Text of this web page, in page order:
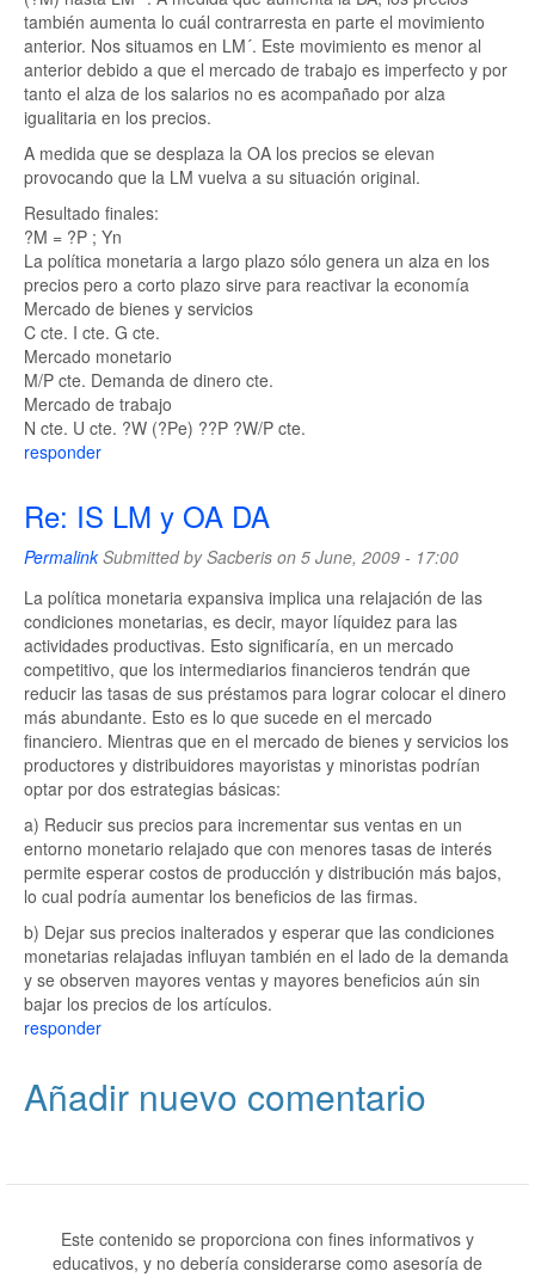
también aumenta lo cuál contrarresta en parte el movimiento
anterior. Nos situamos en LM´. Este movimiento es menor al
anterior debido a que el mercado de trabajo es imperfecto y por
tanto el alza de los salarios no es acompañado por alza
igualitaria en los precios.
A medida que se desplaza la OA los precios se elevan
provocando que la LM vuelva a su situación original.
Resultado finales:
?M = ?P ; Yn
La política monetaria a largo plazo sólo genera un alza en los
precios pero a corto plazo sirve para reactivar la economía
Mercado de bienes y servicios
C cte. I cte. G cte.
Mercado monetario
M/P cte. Demanda de dinero cte.
Mercado de trabajo
N cte. U cte. ?W (?Pe) ??P ?W/P cte.
responder
Re: IS LM y OA DA
PermalinkSubmitted bySacberis on 5 June, 2009 - 17:00
La política monetaria expansiva implica una relajación de las
condiciones monetarias, es decir, mayor líquidez para las
actividades productivas. Esto significaría, en un mercado
competitivo, que los intermediarios financieros tendrán que
reducir las tasas de sus préstamos para lograr colocar el dinero
más abundante. Esto es lo que sucede en el mercado
financiero. Mientras que en el mercado de bienes y servicios los
productores y distribuidores mayoristas y minoristas podrían
optar por dos estrategias básicas:
a) Reducir sus precios para incrementar sus ventas en un
entorno monetario relajado que con menores tasas de interés
permite esperar costos de producción y distribución más bajos,
lo cual podría aumentar los beneficios de las firmas.
b) Dejar sus precios inalterados y esperar que las condiciones
monetarias relajadas influyan también en el lado de la demanda
y se observen mayores ventas y mayores beneficios aún sin
bajar los precios de los artículos.
responder
Añadir nuevo comentario
Este contenido se proporciona con fines informativos y
educativos, y no debería considerarse como asesoría de